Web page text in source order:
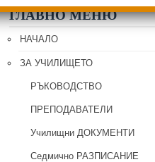
ГЛАВНО МЕНЮ
НАЧАЛО
ЗА УЧИЛИЩЕТО
РЪКОВОДСТВО
ПРЕПОДАВАТЕЛИ
Училищни ДОКУМЕНТИ
Седмично РАЗПИСАНИЕ